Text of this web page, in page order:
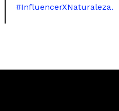
#InfluencerXNaturaleza.